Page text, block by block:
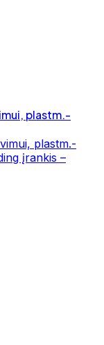
plastm.-
plastm.-
įrankis –